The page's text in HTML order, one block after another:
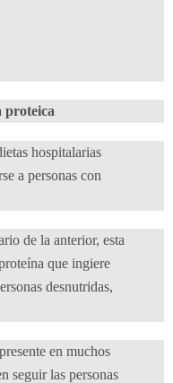
proteica
hospitalarias
a personas con
de la anterior, esta
que ingiere
desnutridas,
en muchos
seguir las personas